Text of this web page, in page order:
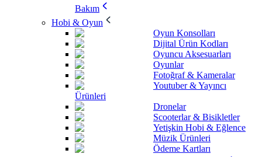
Bakım
Hobi & Oyun
Oyun Konsolları
Dijital Ürün Kodları
Oyuncu Aksesuarları
Oyunlar
Fotoğraf & Kameralar
Youtuber & Yayıncı
Ürünleri
Dronelar
Scooterlar & Bisikletler
Yetişkin Hobi & Eğlence
Müzik Ürünleri
Ödeme Kartları